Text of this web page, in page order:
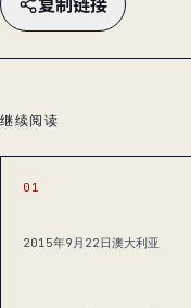
复制链接
继续阅读
01
2015年9月22日澳大利亚